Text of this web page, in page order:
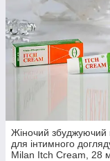
Жіночий збуджуючий
для інтимного
Milan Itch Cream, 28